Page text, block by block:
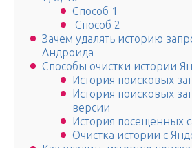
Способ 1
Способ 2
Зачем удалять историю
Андроида
Способы очистки истории
История поисковых
История поисковых
версии
История посещенных
Очистка истории с